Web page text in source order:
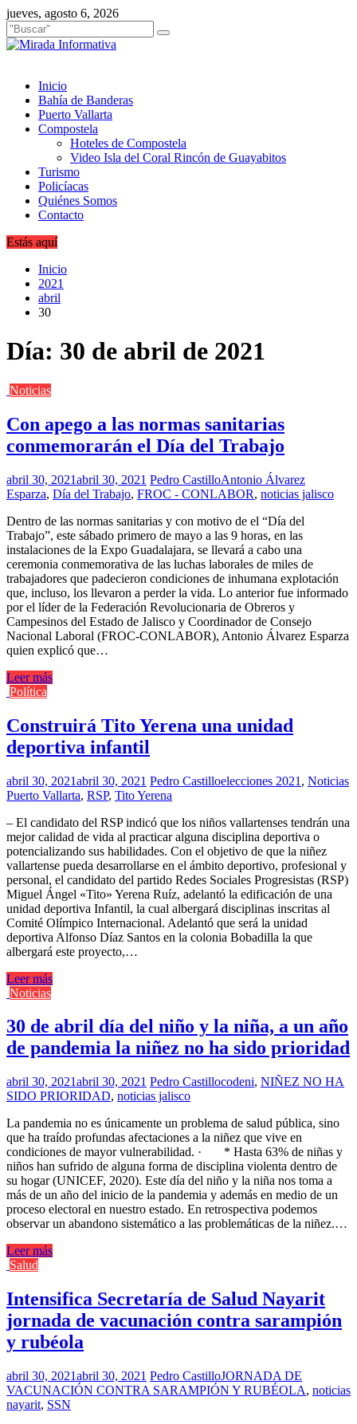
Saltar
al
contenido
jueves, agosto 6, 2026
Inicio
Bahía de Banderas
Puerto Vallarta
Compostela
Hoteles de Compostela
Video Isla del Coral Rincón de Guayabitos
Turismo
Policíacas
Quiénes Somos
Contacto
Estás aquí
Inicio
2021
abril
30
Día: 30 de abril de 2021
Noticias
Con apego a las normas sanitarias
conmemorarán el Día del Trabajo
abril 30, 2021abril 30, 2021 Pedro CastilloAntonio Álvarez
Esparza, Día del Trabajo, FROC - CONLABOR, noticias jalisco
Dentro de las normas sanitarias y con motivo de el “Día del
Trabajo”, este sábado primero de mayo a las 9 horas, en las
instalaciones de la Expo Guadalajara, se llevará a cabo una
ceremonia conmemorativa de las luchas laborales de miles de
trabajadores que padecieron condiciones de inhumana explotación
que, incluso, los llevaron a perder la vida. Lo anterior fue informado
por el líder de la Federación Revolucionaria de Obreros y
Campesinos del Estado de Jalisco y Coordinador de Consejo
Nacional Laboral (FROC-CONLABOR), Antonio Álvarez Esparza
quien explicó que…
Leer más
Política
Construirá Tito Yerena una unidad
deportiva infantil
abril 30, 2021abril 30, 2021 Pedro Castilloelecciones 2021 , Noticias
Puerto Vallarta, RSP, Tito Yerena
– El candidato del RSP indicó que los niños vallartenses tendrán una
mejor calidad de vida al practicar alguna disciplina deportiva o
potencializando sus habilidades. Con el objetivo de que la niñez
vallartense pueda desarrollarse en el ámbito deportivo, profesional y
personal, el candidato del partido Redes Sociales Progresistas (RSP)
Miguel Ángel «Tito» Yerena Ruíz, adelantó la edificación de una
unidad deportiva Infantil, la cual albergará disciplinas inscritas al
Comité Olímpico Internacional. Adelantó que será la unidad
deportiva Alfonso Díaz Santos en la colonia Bobadilla la que
albergará este proyecto,…
Leer más
Noticias
30 de abril día del niño y la niña, a un año
de pandemia la niñez no ha sido prioridad
abril 30, 2021abril 30, 2021 Pedro Castillocodeni, NIÑEZ NO HA
SIDO PRIORIDAD, noticias jalisco
La pandemia no es únicamente un problema de salud pública, sino
que ha traído profundas afectaciones a la niñez que vive en
condiciones de mayor vulnerabilidad. · * Hasta 63% de niñas y
niños han sufrido de alguna forma de disciplina violenta dentro de
su hogar (UNICEF, 2020). Este día del niño y la niña nos toma a
más de un año del inicio de la pandemia y además en medio de un
proceso electoral en nuestro estado. En retrospectiva podemos
observar un abandono sistemático a las problemáticas de la niñez.…
Leer más
Salud
Intensifica Secretaría de Salud Nayarit
jornada de vacunación contra sarampión
y rubéola
abril 30, 2021abril 30, 2021 Pedro CastilloJORNADA DE
VACUNACIÓN CONTRA SARAMPIÓN Y RUBÉOLA, noticias
nayarit, SSN